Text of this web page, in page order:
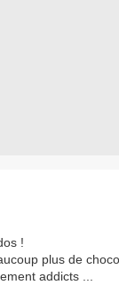
!
plus de
addicts ...